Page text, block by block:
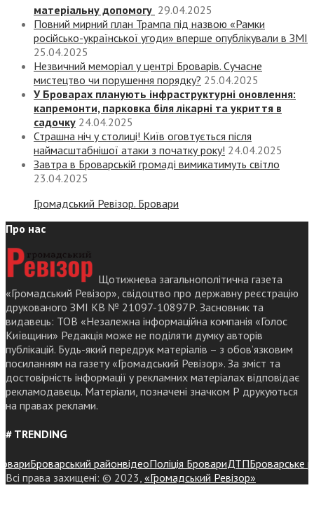
матеріальну допомогу 29.04.2025
Повний мирний план Трампа під назвою «‎Рамки
російсько-української угоди» вперше опублікували в ЗМІ
25.04.2025
Незвичний меморіал у центрі Броварів. Сучасне
мистецтво чи порушення порядку? 25.04.2025
У Броварах планують інфраструктурні оновлення:
капремонти, парковка біля лікарні та укриття в
садочку 24.04.2025
Страшна ніч у столиці! Київ оговтується після
наймасштабнішої атаки з початку року! 24.04.2025
Завтра в Броварській громаді вимикатимуть світло
23.04.2025
Громадський Ревізор. Бровари
Про нас
Щотижнева загальнополітична газета
«Громадський Ревізор», свідоцтво про державну реєстрацію
друкованого ЗМІ КВ № 21097-10897Р. Засновник та
видавець: ТОВ «Незалежна інформаційна компанія «Голос
Київщини» Редакція може не поділяти думку авторів
публікацій. Будь-який передрук матеріалів – з обов’язковим
посиланням на газету «Громадський Ревізор». За зміст та
достовірність інформації у рекламних матеріалах відповідає
рекламодавець. Матеріали, позначені значком Р друкуються
на правах реклами.
# TRENDING
Броварський районвідеоПоліція БровариДТПБроварське
Всі права захищені: © 2023, «Громадський Ревізор»